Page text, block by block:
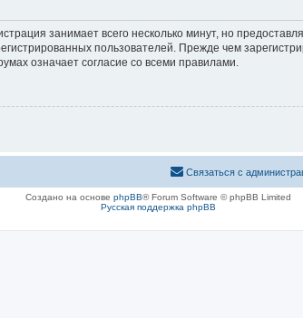
занимает всего несколько минут, но
пользователей. Прежде чем
означает согласие со всеми правилами.
Связаться с
Создано на основе phpBB® Forum Software © phpBB Limited
Русская поддержка phpBB